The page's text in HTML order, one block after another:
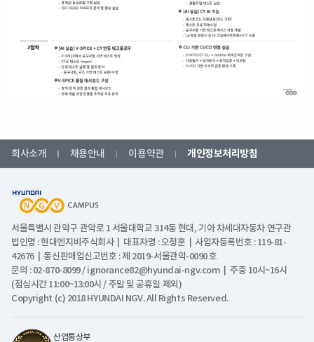
회사소개 채용안내 이용약관 개인정보처리방침
서울특별시 관악구 관악로 1 서울대학교 314동 현대, 기아 차세대자동차 연구관
법인명 : 현대엔지비주식회사 | 대표자명 : 오정훈 | 사업자등록번호 : 119-81-
42676 | 통신판매업신고번호 : 제 2019-서울관악-0090 호
문의 : 02-870-8099 / ignorance82@hyundai-ngv.com | 주중 10시~16시
(점심시간 11:00~13:00시 / 주말 및 공휴일 제외)
Copyright (c) 2018 HYUNDAI NGV. All Rights Reserved.
산업통상부